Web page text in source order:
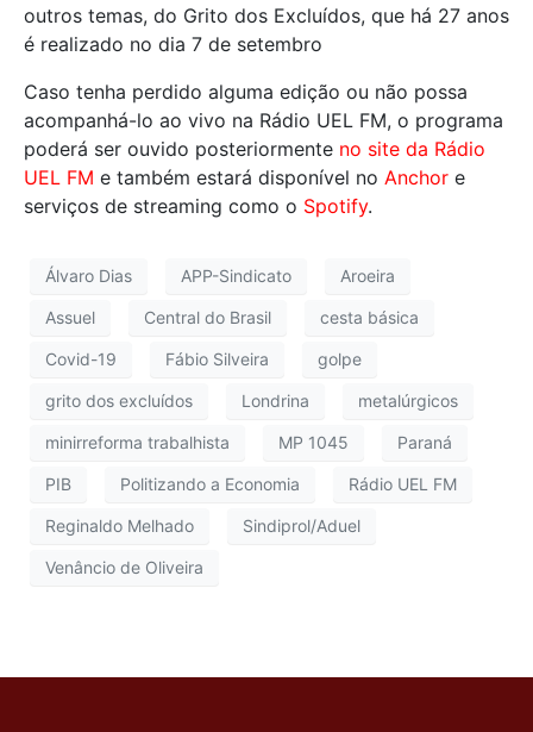
outros temas, do Grito dos Excluídos, que há 27 anos
é realizado no dia 7 de setembro
Caso tenha perdido alguma edição ou não possa
acompanhá-lo ao vivo na Rádio UEL FM, o programa
poderá ser ouvido posteriormente no site da Rádio
UEL FM e também estará disponível no Anchor e
serviços de streaming como o Spotify.
Álvaro Dias APP-Sindicato Aroeira
Assuel Central do Brasil cesta básica
Covid-19 Fábio Silveira golpe
grito dos excluídos Londrina metalúrgicos
minirreforma trabalhista MP 1045 Paraná
PIB Politizando a Economia Rádio UEL FM
Reginaldo Melhado Sindiprol/Aduel
Venâncio de Oliveira